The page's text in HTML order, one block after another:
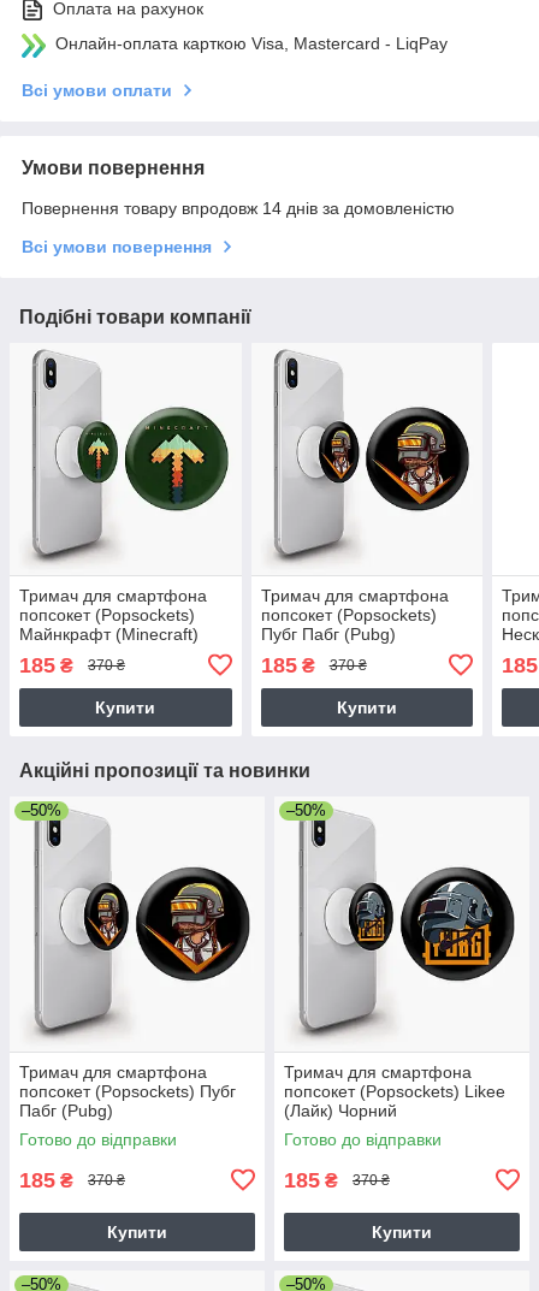
Оплата на рахунок
Онлайн-оплата карткою Visa, Mastercard - LiqPay
Всі умови оплати
Умови повернення
Повернення товару впродовж 14 днів за домовленістю
Всі умови повернення
Подібні товари компанії
Тримач для смартфона
попсокет (Popsockets)
Майнкрафт (Minecraft)
185 ₴ 370 ₴
Купити
Тримач для смартфона
попсокет (Popsockets)
Пубг Пабг (Pubg)
185₴ 370 ₴
Купити
185
Акційні пропозиції та новинки
–50%
Тримач для смартфона
попсокет (Popsockets) Пубг
Пабг (Pubg)
Готово до відправки
185 ₴ 370 ₴
Купити
–50%
Тримач для смартфона
попсокет (Popsockets) Likee
(Лайк) Чорний
Готово до відправки
185 ₴ 370 ₴
Купити
–50% –50%